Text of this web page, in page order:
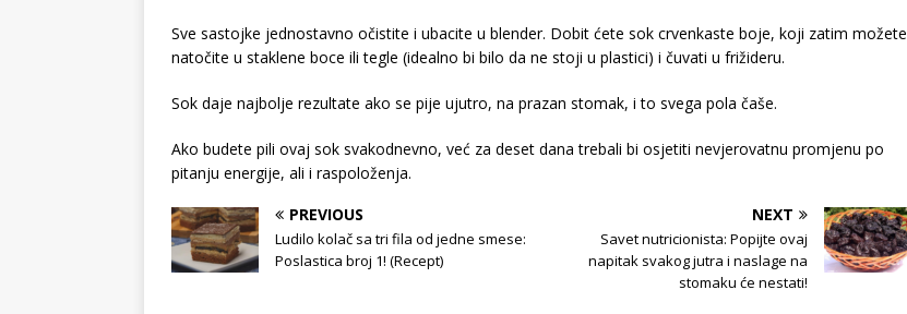
Sve sastojke jednostavno očistite i ubacite u blender. Dobit ćete sok crvenkaste boje, koji zatim možete
natočite u staklene boce ili tegle (idealno bi bilo da ne stoji u plastici) i čuvati u frižideru.
Sok daje najbolje rezultate ako se pije ujutro, na prazan stomak, i to svega pola čaše.
Ako budete pili ovaj sok svakodnevno, već za deset dana trebali bi osjetiti nevjerovatnu promjenu po
pitanju energije, ali i raspoloženja.
PREVIOUS
Ludilo kolač sa tri fila od jedne smese:
Poslastica broj 1! (Recept)
NEXT
Savet nutricionista: Popijte ovaj
napitak svakog jutra i naslage na
stomaku će nestati!